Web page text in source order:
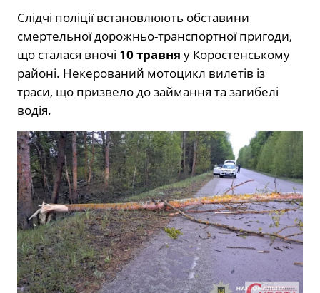
Слідчі поліції встановлюють обставини
смертельної дорожньо-транспортної пригоди,
що сталася вночі 10 травня у Коростенському
районі. Некерований мотоцикл вилетів із
траси, що призвело до займання та загибелі
водія.